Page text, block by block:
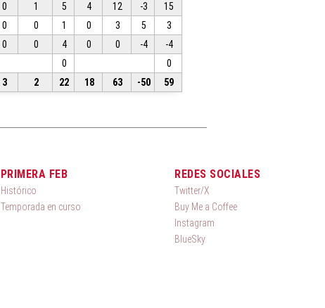
0 1 5 4 12 -3
15
0 0 1 0 3 5
3
0 0 4 0 0 -4
-4
0
0
3 2 22 18 63 -50 59
PRIMERA FEB
Histórico
Temporada en curso
REDES SOCIALES
Twitter/X
Buy Me a Coffee
Instagram
BlueSky